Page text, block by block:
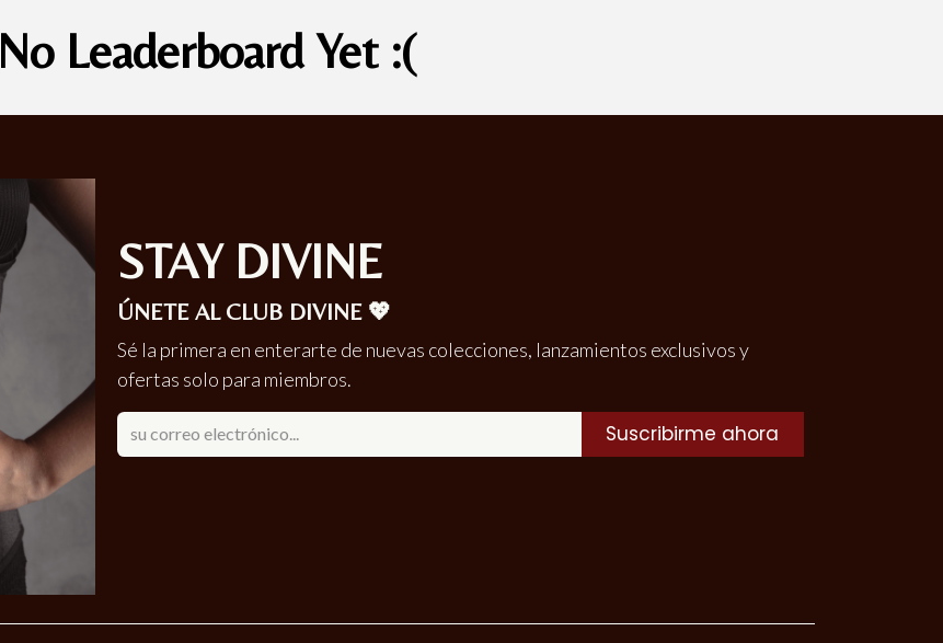
No Leaderboard Yet :(
STAY DIVINE
ÚNETE AL CLUB DIVINE 💖
Sé la primera en enterarte de nuevas colecciones, lanzamientos exclusivos y
ofertas solo para miembros.
Suscribirme ahora